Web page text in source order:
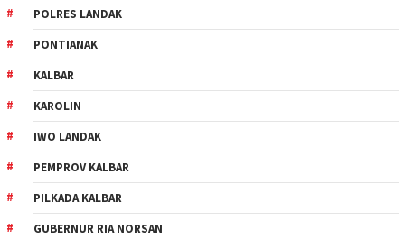
POLRES LANDAK
PONTIANAK
KALBAR
KAROLIN
IWO LANDAK
PEMPROV KALBAR
PILKADA KALBAR
GUBERNUR RIA NORSAN